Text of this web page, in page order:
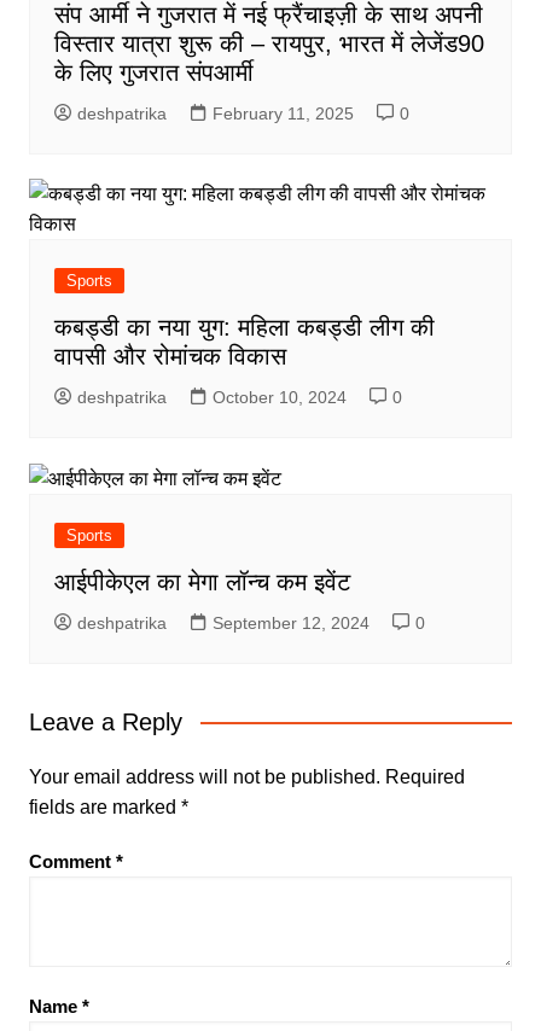
संप आर्मी ने गुजरात में नई फ्रैंचाइज़ी के साथ अपनी
विस्तार यात्रा शुरू की – रायपुर, भारत में लेजेंड90
के लिए गुजरात संपआर्मी
deshpatrika February 11, 2025 0
Sports
कबड्डी का नया युग: महिला कबड्डी लीग की
वापसी और रोमांचक विकास
deshpatrika October 10, 2024 0
Sports
आईपीकेएल का मेगा लॉन्च कम इवेंट
deshpatrika September 12, 2024 0
Leave a Reply
Your email address will not be published. Required
fields are marked *
Comment *
Name *